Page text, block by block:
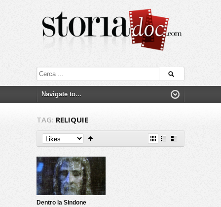
TAG: RELIQUIE
Dentro la Sindone